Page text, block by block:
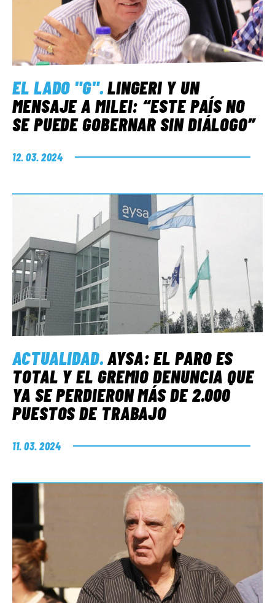
EL LADO "G".LINGERI Y UN
MENSAJE A MILEI: “ESTE PAÍS NO
SE PUEDE GOBERNAR SIN DIÁLOGO”
12. 03. 2024
ACTUALIDAD.AYSA: EL PARO ES
TOTAL Y EL GREMIO DENUNCIA QUE
YA SE PERDIERON MÁS DE 2.000
PUESTOS DE TRABAJO
11. 03. 2024